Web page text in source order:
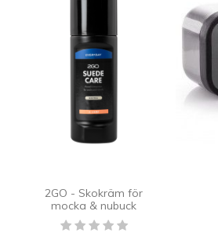
2GO - Skokräm för
mocka & nubuck